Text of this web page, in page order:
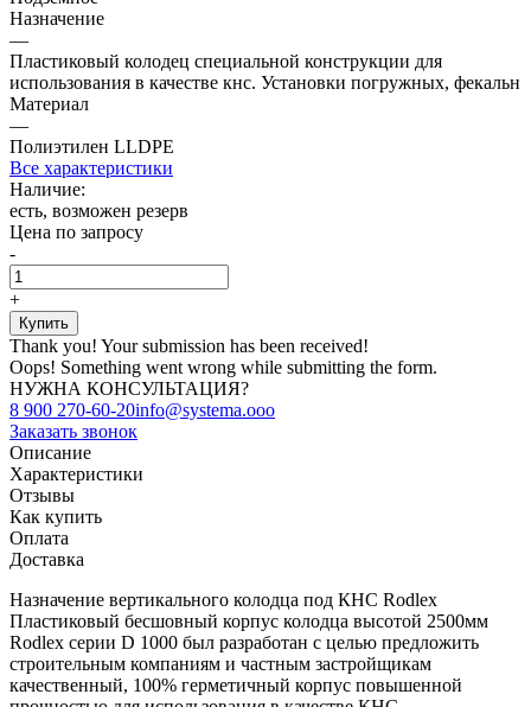
Назначение
—
Пластиковый колодец специальной конструкции для
использования в качестве кнс. Установки погружных, фекальн
Материал
—
Полиэтилен LLDPE
Все характеристики
Наличие:
есть, возможен резерв
Цена по запросу
-
+
Thank you! Your submission has been received!
Oops! Something went wrong while submitting the form.
НУЖНА КОНСУЛЬТАЦИЯ?
8 900 270-60-20info@systema.ooo
Заказать звонок
Описание
Характеристики
Отзывы
Как купить
Оплата
Доставка
Назначение вертикального колодца под КНС Rodlex
Пластиковый бесшовный корпус колодца высотой 2500мм
Rodlex серии D 1000 был разработан с целью предложить
строительным компаниям и частным застройщикам
качественный, 100% герметичный корпус повышенной